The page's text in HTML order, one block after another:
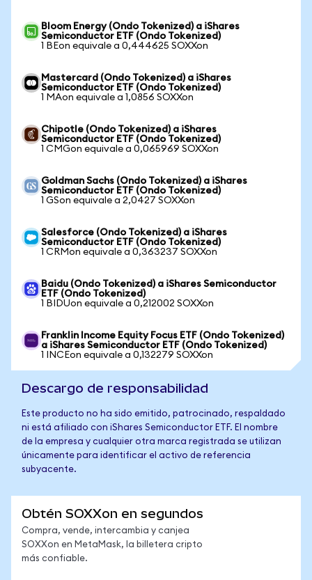
Bloom Energy (Ondo Tokenized) a iShares
Semiconductor ETF (Ondo Tokenized)
1 BEon equivale a 0,444625 SOXXon
Mastercard (Ondo Tokenized) a iShares
Semiconductor ETF (Ondo Tokenized)
1 MAon equivale a 1,0856 SOXXon
Chipotle (Ondo Tokenized) a iShares
Semiconductor ETF (Ondo Tokenized)
1 CMGon equivale a 0,065969 SOXXon
Goldman Sachs (Ondo Tokenized) a iShares
Semiconductor ETF (Ondo Tokenized)
1 GSon equivale a 2,0427 SOXXon
Salesforce (Ondo Tokenized) a iShares
Semiconductor ETF (Ondo Tokenized)
1 CRMon equivale a 0,363237 SOXXon
Baidu (Ondo Tokenized) a iShares Semiconductor
ETF (Ondo Tokenized)
1 BIDUon equivale a 0,212002 SOXXon
Franklin Income Equity Focus ETF (Ondo Tokenized)
a iShares Semiconductor ETF (Ondo Tokenized)
1 INCEon equivale a 0,132279 SOXXon
Descargo de responsabilidad
Este producto no ha sido emitido, patrocinado, respaldado
ni está afiliado con iShares Semiconductor ETF. El nombre
de la empresa y cualquier otra marca registrada se utilizan
únicamente para identificar el activo de referencia
subyacente.
Obtén SOXXon en segundos
Compra, vende, intercambia y canjea
SOXXon en MetaMask, la billetera cripto
más confiable.